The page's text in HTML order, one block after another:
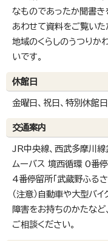
なものであったか聞書き
あわせて資料をご覧いた
地域のくらしのうつりか
いです。
休館日
金曜日、祝日、特別休館日
交通案内
JR中央線、西武多摩川
ムーバス 境西循環 0番停
4番停留所「武蔵野ふる
（注意）自動車や大型バ
障害をお持ちのかたな
ご相談ください。